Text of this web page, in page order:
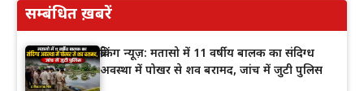
सम्बंधित ख़बरें
ब्रेकिंग न्यूज़: मतासो में 11 वर्षीय बालक का संदिग्ध
अवस्था में पोखर से शव बरामद, जांच में जुटी पुलिस